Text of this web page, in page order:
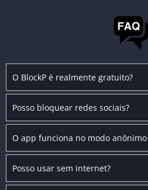
O BlockP é realmente gratuito?
Posso bloquear redes sociais?
O app funciona no modo
Posso usar sem internet?